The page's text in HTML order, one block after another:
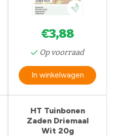
€3,88
Op voorraad
In winkelwagen
HT Tuinbonen
Zaden Driemaal
Wit 20g